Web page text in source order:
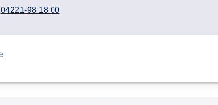
04221-98 18 00